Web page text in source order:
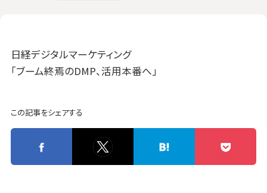
日経デジタルマーケティング
「ブーム終焉のDMP、活用本番へ」
この記事をシェアする